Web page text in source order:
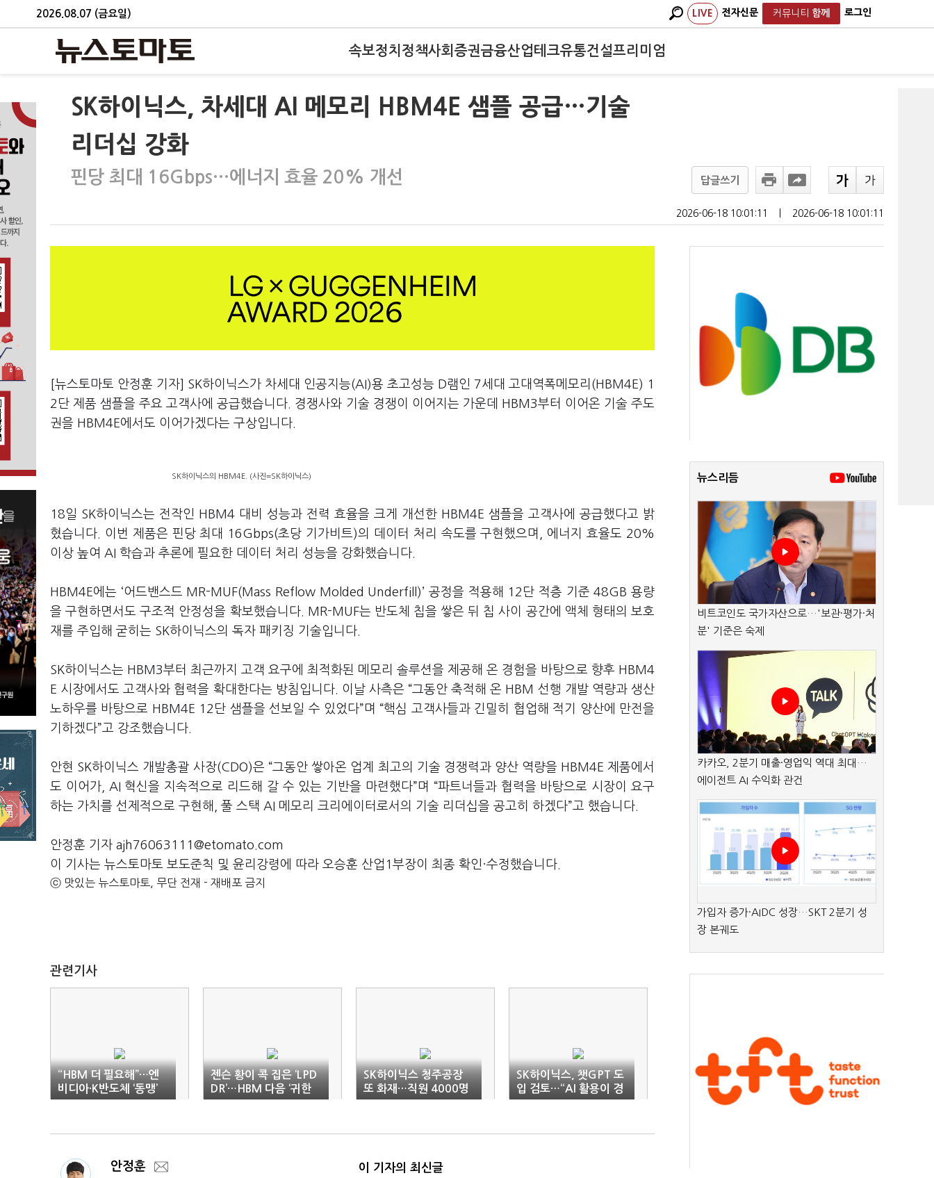
2026.08.07 (금요일) LIVE 전자신문 커뮤니티 함께 로그인
속보정치 정책사회 증권금융산업테크유통건설프리미엄
SK하이닉스, 차세대 AI 메모리 HBM4E 샘플 공급…기술
리더십 강화
핀당 최대 16Gbps…에너지 효율 20% 개선 답글쓰기
2026-06-18 10:01:11 2026-06-18 10:01:11
[뉴스토마토 안정훈 기자] SK하이닉스가 차세대 인공지능(AI)용 초고성능 D램인 7세대 고대역폭메모리(HBM4E) 1
2단 제품 샘플을 주요 고객사에 공급했습니다. 경쟁사와 기술 경쟁이 이어지는 가운데 HBM3부터 이어온 기술 주도
권을 HBM4E에서도 이어가겠다는 구상입니다.
SK하이닉스의 HBM4E. (사진=SK하이닉스)
18일 SK하이닉스는 전작인 HBM4 대비 성능과 전력 효율을 크게 개선한 HBM4E 샘플을 고객사에 공급했다고 밝
혔습니다. 이번 제품은 핀당 최대 16Gbps(초당 기가비트)의 데이터 처리 속도를 구현했으며, 에너지 효율도 20%
이상 높여 AI 학습과 추론에 필요한 데이터 처리 성능을 강화했습니다.
HBM4E에는 ‘어드밴스드 MR-MUF(Mass Reflow Molded Underfill)’ 공정을 적용해 12단 적층 기준 48GB 용량
을 구현하면서도 구조적 안정성을 확보했습니다. MR-MUF는 반도체 칩을 쌓은 뒤 칩 사이 공간에 액체 형태의 보호
재를 주입해 굳히는 SK하이닉스의 독자 패키징 기술입니다.
SK하이닉스는 HBM3부터 최근까지 고객 요구에 최적화된 메모리 솔루션을 제공해 온 경험을 바탕으로 향후 HBM4
E 시장에서도 고객사와 협력을 확대한다는 방침입니다. 이날 사측은 “그동안 축적해 온 HBM 선행 개발 역량과 생산
노하우를 바탕으로 HBM4E 12단 샘플을 선보일 수 있었다”며 “핵심 고객사들과 긴밀히 협업해 적기 양산에 만전을
기하겠다”고 강조했습니다.
안현 SK하이닉스 개발총괄 사장(CDO)은 “그동안 쌓아온 업계 최고의 기술 경쟁력과 양산 역량을 HBM4E 제품에서
도 이어가, AI 혁신을 지속적으로 리드해 갈 수 있는 기반을 마련했다”며 “파트너들과 협력을 바탕으로 시장이 요구
하는 가치를 선제적으로 구현해, 풀 스택 AI 메모리 크리에이터로서의 기술 리더십을 공고히 하겠다”고 했습니다.
안정훈 기자 ajh76063111@etomato.com
이 기사는 뉴스토마토 보도준칙 및 윤리강령에 따라 오승훈 산업1부장이 최종 확인·수정했습니다.
ⓒ 맛있는 뉴스토마토, 무단 전재 - 재배포 금지
관련기사
“HBM 더 필요해”…엔
비디아·K반도체 ‘동맹’
강화
젠슨 황이 콕 집은 ‘LPD
DR’…HBM 다음 ‘귀한
몸’
SK하이닉스 청주공장
또 화재…직원 4000명
대피
SK하이닉스, 챗GPT 도
입 검토…“AI 활용이 경
쟁력”
안정훈 이 기자의 최신글
뉴스리듬
비트코인도 국가자산으로…'보관·평가·처
분' 기준은 숙제
카카오, 2분기 매출·영업익 역대 최대…
에이전트 AI 수익화 관건
가입자 증가·AIDC 성장…SKT 2분기 성
장 본궤도